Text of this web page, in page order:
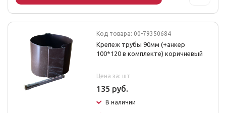
Код товара: 00-79350684
Крепеж трубы 90мм (+анкер
100*120 в комплекте) коричневый
Цена за: шт
135 руб.
В наличии